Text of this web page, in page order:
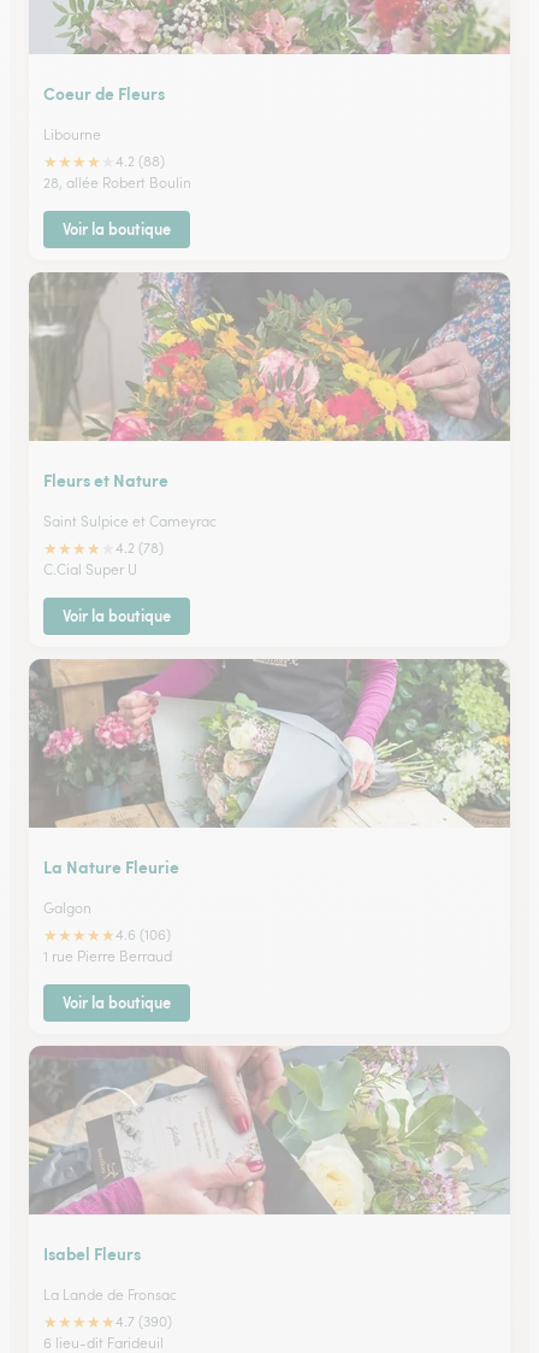
Coeur de Fleurs
Libourne
★★★★
4.2 (88)
28, allée Robert Boulin
Voir la boutique
Fleurs et Nature
Saint Sulpice et Cameyrac
★★★★
4.2 (78)
C.Cial Super U
Voir la boutique
La Nature Fleurie
Galgon
★★★★★4.6 (106)
1 rue Pierre Berraud
Voir la boutique
Isabel Fleurs
La Lande de Fronsac
★★★★★4.7 (390)
6 lieu-dit Farideuil